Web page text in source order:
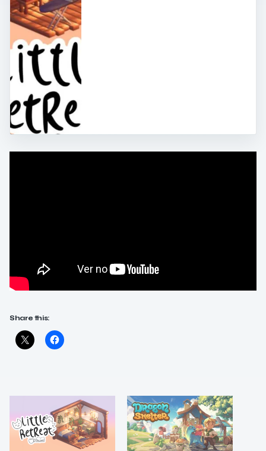
Share this: